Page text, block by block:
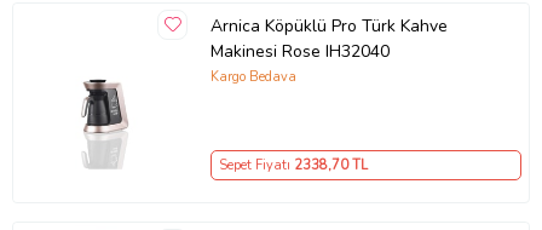
Cook Sense Teknolojisi (Pişmeyi Algılama)
Anti Spill Teknolojisi (Taşmayı Önleme)
Düşük Su Seviyesi Göstergesi
Tek Tuşla Kontrol
Arnica Köpüklü Pro Türk Kahve
Makinesi Rose IH32040
Kargo Bedava
Sepet Fiyatı 2338,70 TL